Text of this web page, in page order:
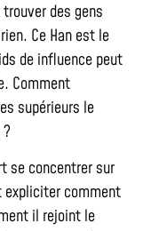
des gens
Ce Han est le
de influence peut
Comment
supérieurs le
se concentrer sur
expliciter comment
il rejoint le